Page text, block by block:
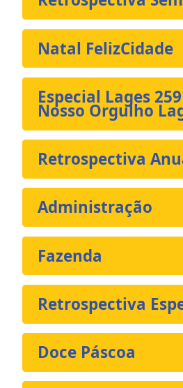
Natal FelizCidade
Especial Lages
Nosso Orgulho
Retrospectiva
Administração
Fazenda
Retrospectiva
Doce Páscoa